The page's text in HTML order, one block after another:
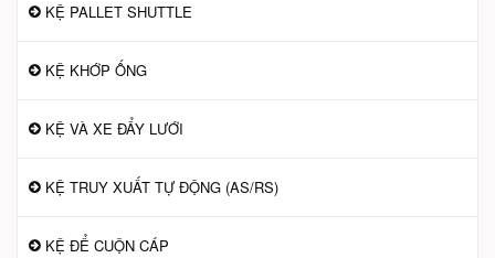
KỆ PALLET SHUTTLE
KỆ KHỚP ỐNG
KỆ VÀ XE ĐẨY LƯỚI
KỆ TRUY XUẤT TỰ ĐỘNG (AS/RS)
KỆ ĐỂ CUỘN CÁP